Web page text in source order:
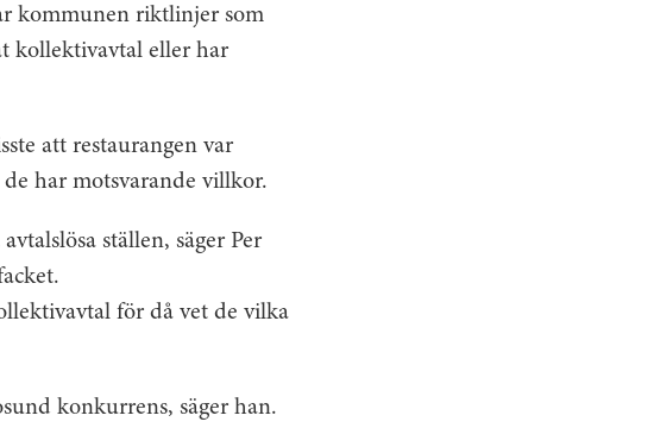
kommunen riktlinjer som
kollektivavtal eller har
att restaurangen var
har motsvarande villkor.
ställen, säger Per
för då vet de vilka
konkurrens, säger han.